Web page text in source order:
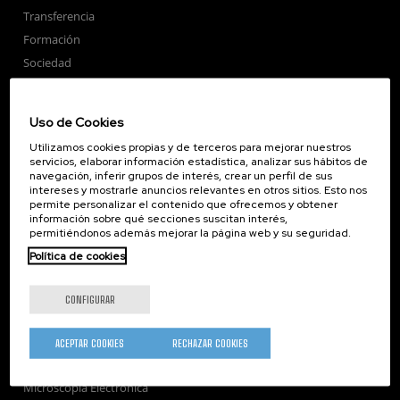
Transferencia
Formación
Sociedad
Seminarios
Únete
Sala de prensa
Perfil del contratante
Corporate Compliance
Nanoóptica
Autoensamblado
Nanobiosistemas
Microscopía Electrónica
Uso de Cookies
Utilizamos cookies propias y de terceros para mejorar nuestros
servicios, elaborar información estadística, analizar sus hábitos de
navegación, inferir grupos de interés, crear un perfil de sus
intereses y mostrarle anuncios relevantes en otros sitios. Esto nos
permite personalizar el contenido que ofrecemos y obtener
información sobre qué secciones suscitan interés,
permitiéndonos además mejorar la página web y su seguridad.
Política de cookies
CONFIGURAR
RECHAZAR COOKIES
ACEPTAR COOKIES